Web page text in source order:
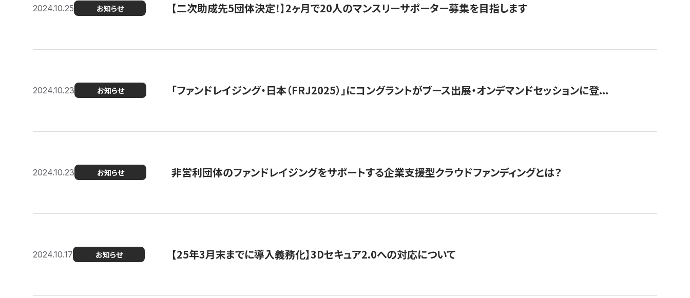
2024.10.25 お知らせ 【二次助成先5団体決定！】2ヶ月で20人のマンスリーサポーター募集を目指します
2024.10.23 お知らせ 「ファンドレイジング・日本（FRJ2025）」にコングラントがブース出展・オンデマンドセッションに登...
2024.10.23 お知らせ 非営利団体のファンドレイジングをサポートする企業支援型クラウドファンディングとは？
2024.10.17 お知らせ 【25年3月末までに導入義務化】3Dセキュア2.0への対応について